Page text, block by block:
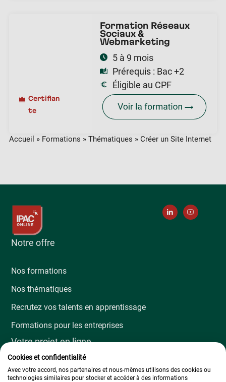
Certifian
te
Formation Réseaux
Sociaux &
Webmarketing
5 à 9 mois
Prérequis : Bac +2
Éligible au CPF
Accueil » Formations » Thématiques » Créer un Site Internet
Notre offre
Nos formations
Nos thématiques
Recrutez vos talents en apprentissage
Formations pour les entreprises
Votre projet en ligne
Financer ma formation
Cookies et confidentialité
Avec votre accord, nos partenaires et nous-mêmes utilisons des cookies ou
technologies similaires pour stocker et accéder à des informations